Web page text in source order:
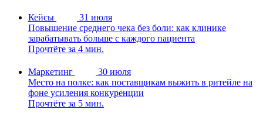
Кейсы
31 июля
Повышение среднего чека без боли: как клинике
зарабатывать больше с каждого пациента
Прочтёте за 4 мин.
Маркетинг
30 июля
Место на полке: как поставщикам выжить в ритейле на
фоне усиления конкуренции
Прочтёте за 5 мин.